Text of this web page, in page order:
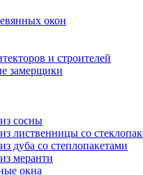
окон
и строителей
замерщики
сосны
лиственницы со
дуба со степлопакетами
меранти
окна